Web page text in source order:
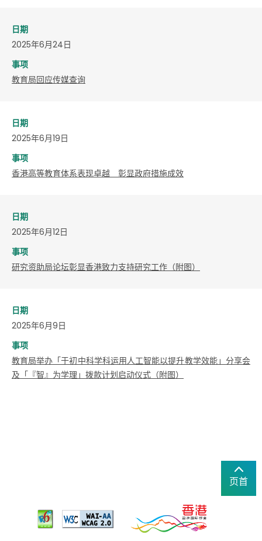
日期
2025年6月24日
事项
教育局回应传媒查询
日期
2025年6月19日
事项
香港高等教育体系表现卓越 彰显政府措施成效
日期
2025年6月12日
事项
研究资助局论坛彰显香港致力支持研究工作（附图）
日期
2025年6月9日
事项
教育局举办「于初中科学科运用人工智能以提升教学效能」分享会
及「『智』为学理」拨款计划启动仪式（附图）
页首